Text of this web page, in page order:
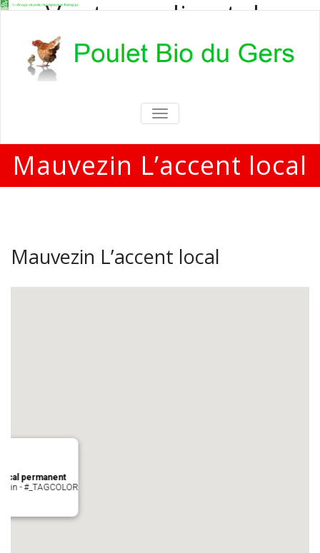
Vente en direct de
poulets bio
Vente en direct de poulets bio aux
particuliers et professionnels
TOGGLE
NAVIGATION
Mauvezin L’accent local
Mauvezin L’accent local
permanent
- #_TAGCOLOR